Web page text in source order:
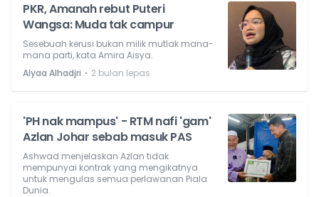
PKR, Amanah rebut Puteri
Wangsa: Muda tak campur
Sesebuah kerusi bukan milik mutlak mana-
mana parti, kata Amira Aisya.
Alyaa Alhadjri ⋅ 2 bulan lepas
'PH nak mampus' - RTM nafi 'gam'
Azlan Johar sebab masuk PAS
Ashwad menjelaskan Azlan tidak
mempunyai kontrak yang mengikatnya
untuk mengulas semua perlawanan Piala
Dunia.